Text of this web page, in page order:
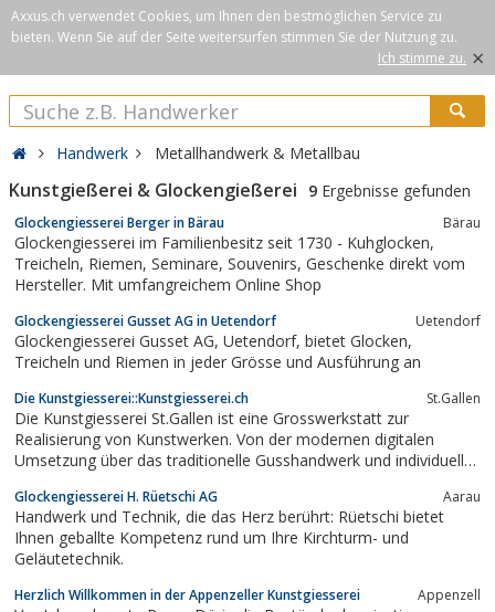
Axxus.ch verwendet Cookies, um Ihnen den bestmöglichen Service zu
bieten. Wenn Sie auf der Seite weitersurfen stimmen Sie der Nutzung zu.
Ich stimme zu. ×
Handwerk Metallhandwerk & Metallbau
Kunstgießerei & Glockengießerei 9 Ergebnisse gefunden
Glockengiesserei Berger in Bärau Bärau
Glockengiesserei im Familienbesitz seit 1730 - Kuhglocken,
Treicheln, Riemen, Seminare, Souvenirs, Geschenke direkt vom
Hersteller. Mit umfangreichem Online Shop
Glockengiesserei Gusset AG in Uetendorf Uetendorf
Glockengiesserei Gusset AG, Uetendorf, bietet Glocken,
Treicheln und Riemen in jeder Grösse und Ausführung an
Die Kunstgiesserei::Kunstgiesserei.ch St.Gallen
Die Kunstgiesserei St.Gallen ist eine Grosswerkstatt zur
Realisierung von Kunstwerken. Von der modernen digitalen
Umsetzung über das traditionelle Gusshandwerk und individuelle
Kunstwerke um.
Glockengiesserei H. Rüetschi AG Aarau
Handwerk und Technik, die das Herz berührt: Rüetschi bietet
Ihnen geballte Kompetenz rund um Ihre Kirchturm- und
Geläutetechnik.
Herzlich Willkommen in der Appenzeller Kunstgiesserei Appenzell